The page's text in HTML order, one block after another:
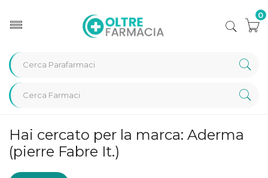
0
Home Marche parafarmaci Aderma (pierre Fabre It.)
Hai cercato per la marca: Aderma
(pierre Fabre It.)